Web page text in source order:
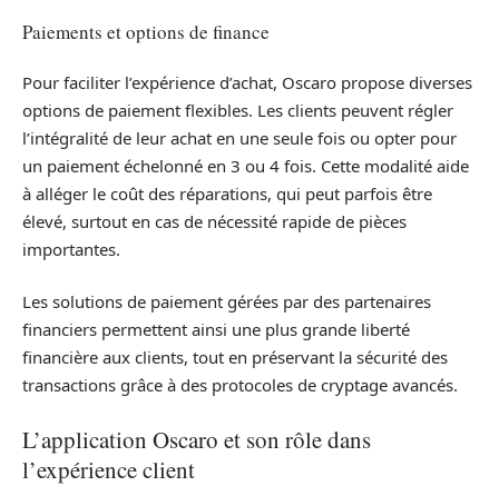
Paiements et options de finance
Pour faciliter l’expérience d’achat, Oscaro propose diverses
options de paiement flexibles. Les clients peuvent régler
l’intégralité de leur achat en une seule fois ou opter pour
un paiement échelonné en 3 ou 4 fois. Cette modalité aide
à alléger le coût des réparations, qui peut parfois être
élevé, surtout en cas de nécessité rapide de pièces
importantes.
Les solutions de paiement gérées par des partenaires
financiers permettent ainsi une plus grande liberté
financière aux clients, tout en préservant la sécurité des
transactions grâce à des protocoles de cryptage avancés.
L’application Oscaro et son rôle dans
l’expérience client